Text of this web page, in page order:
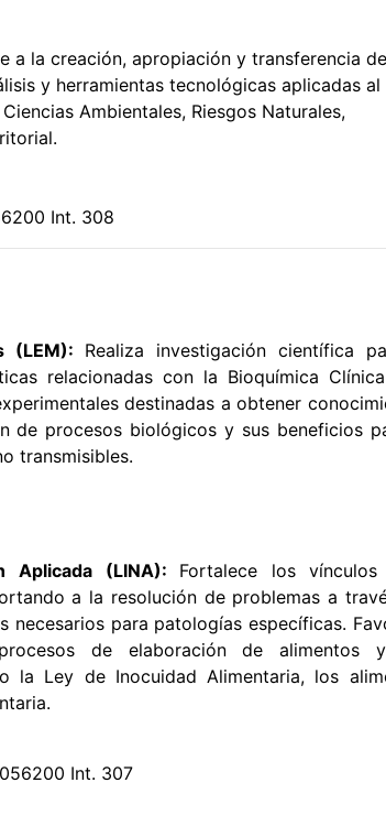
a la creación, apropiación y transferencia de
y herramientas tecnológicas aplicadas al
Ambientales, Riesgos Naturales,
Int. 308
(LEM): Realiza investigación científica
relacionadas con la Bioquímica
destinadas a obtener
de procesos biológicos y sus beneficios
transmisibles.
Aplicada (LINA): Fortalece los
a la resolución de problemas a
para patologías específicas.
de elaboración de alimentos
la Ley de Inocuidad Alimentaria, los
Int. 307